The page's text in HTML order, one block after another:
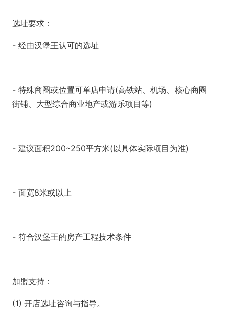
选址要求：
- 经由汉堡王认可的选址
- 特殊商圈或位置可单店申请(高铁站、机场、核心商圈
街铺、大型综合商业地产或游乐项目等)
- 建议面积200~250平方米(以具体实际项目为准)
- 面宽8米或以上
- 符合汉堡王的房产工程技术条件
加盟支持：
(1) 开店选址咨询与指导。